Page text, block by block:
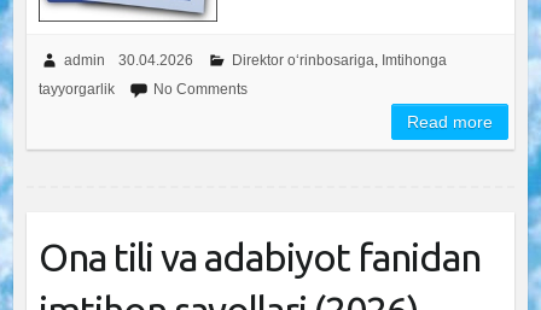
admin 30.04.2026 Direktor o‘rinbosariga Imtihonga
tayyorgarlik
No Comments
Read more
Ona tili va adabiyot fanidan